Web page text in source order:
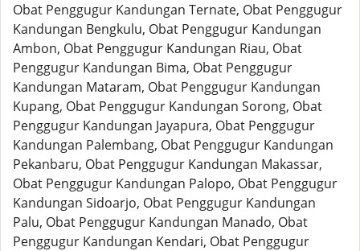
Obat Penggugur Kandungan Ternate, Obat Penggugur
Kandungan Bengkulu, Obat Penggugur Kandungan
Ambon, Obat Penggugur Kandungan Riau, Obat
Penggugur Kandungan Bima, Obat Penggugur
Kandungan Mataram, Obat Penggugur Kandungan
Kupang, Obat Penggugur Kandungan Sorong, Obat
Penggugur Kandungan Jayapura, Obat Penggugur
Kandungan Palembang, Obat Penggugur Kandungan
Pekanbaru, Obat Penggugur Kandungan Makassar,
Obat Penggugur Kandungan Palopo, Obat Penggugur
Kandungan Sidoarjo, Obat Penggugur Kandungan
Palu, Obat Penggugur Kandungan Manado, Obat
Penggugur Kandungan Kendari, Obat Penggugur